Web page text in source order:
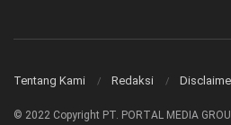
Tentang Kami Redaksi
© 2022 Copyright PT. PORTAL MEDIA